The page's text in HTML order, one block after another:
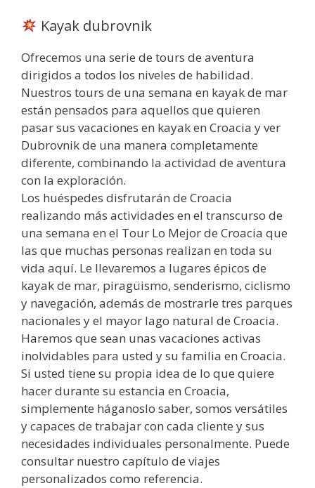
Kayak dubrovnik
Ofrecemos una serie de tours de aventura
dirigidos a todos los niveles de habilidad.
Nuestros tours de una semana en kayak de mar
están pensados para aquellos que quieren
pasar sus vacaciones en kayak en Croacia y ver
Dubrovnik de una manera completamente
diferente, combinando la actividad de aventura
con la exploración.
Los huéspedes disfrutarán de Croacia
realizando más actividades en el transcurso de
una semana en el Tour Lo Mejor de Croacia que
las que muchas personas realizan en toda su
vida aquí. Le llevaremos a lugares épicos de
kayak de mar, piragüismo, senderismo, ciclismo
y navegación, además de mostrarle tres parques
nacionales y el mayor lago natural de Croacia.
Haremos que sean unas vacaciones activas
inolvidables para usted y su familia en Croacia.
Si usted tiene su propia idea de lo que quiere
hacer durante su estancia en Croacia,
simplemente háganoslo saber, somos versátiles
y capaces de trabajar con cada cliente y sus
necesidades individuales personalmente. Puede
consultar nuestro capítulo de viajes
personalizados como referencia.